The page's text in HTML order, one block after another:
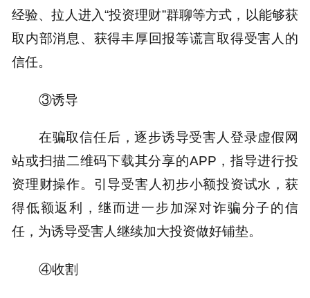
经验、拉人进入“投资理财”群聊等方式，以能够获
取内部消息、获得丰厚回报等谎言取得受害人的
信任。
③诱导
在骗取信任后，逐步诱导受害人登录虚假网
站或扫描二维码下载其分享的APP，指导进行投
资理财操作。引导受害人初步小额投资试水，获
得低额返利，继而进一步加深对诈骗分子的信
任，为诱导受害人继续加大投资做好铺垫。
④收割